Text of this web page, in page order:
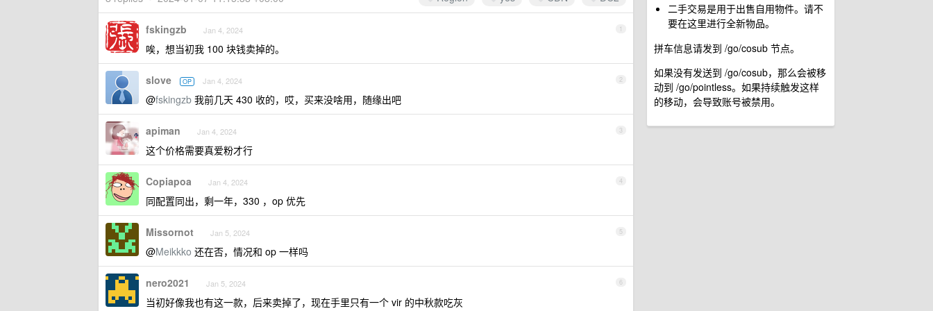
二手交易是用于出售自用物件。请不
要在这里进行全新物品。
拼车信息请发到 /go/cosub 节点。
如果没有发送到 /go/cosub，那么会被移
动到 /go/pointless。如果持续触发这样
的移动，会导致账号被禁用。
1
fskingzb Jan 4, 2024
唉，想当初我 100 块钱卖掉的。
2
slove OP Jan 4, 2024
@fskingzb 我前几天 430 收的，哎，买来没啥用，随缘出吧
3
apiman Jan 4, 2024
这个价格需要真爱粉才行
4
Copiapoa Jan 4, 2024
同配置同出，剩一年，330 ，op 优先
5
Missornot Jan 5, 2024
@Meikkko 还在否，情况和 op 一样吗
6
nero2021 Jan 5, 2024
当初好像我也有这一款，后来卖掉了，现在手里只有一个 vir 的中秋款吃灰